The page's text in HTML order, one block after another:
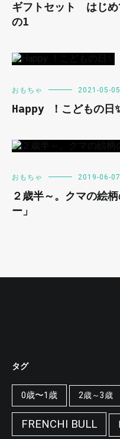
ギフトセット はじめ
の1
おもちゃ 2021-05-05
Happy ！こどもの日
おもちゃ 2019-06-07
２歳半～。クマの絵
ー」
タグ
0歳〜1歳 2歳～3歳
FRENCHI BULL